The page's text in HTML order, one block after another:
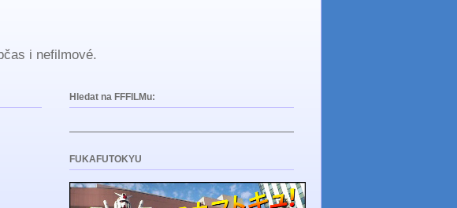
i nefilmové.
Hledat na FFFILMu:
FUKAFUTOKYU